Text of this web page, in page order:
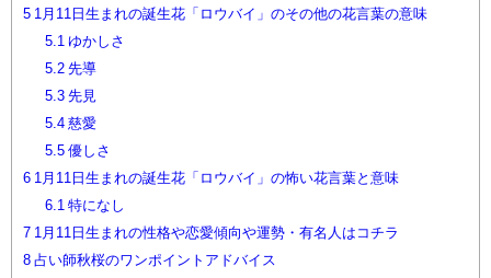
5 1月11日生まれの誕生花「ロウバイ」のその他の花言葉の意味
5.1 ゆかしさ
5.2先導
5.3先見
5.4慈愛
5.5優しさ
6 1月11日生まれの誕生花「ロウバイ」の怖い花言葉と意味
6.1 特になし
7 1月11日生まれの性格や恋愛傾向や運勢・有名人はコチラ
8 占い師秋桜のワンポイントアドバイス